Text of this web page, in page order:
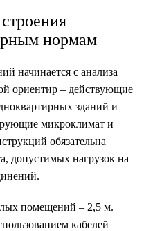
нормам
начинается с анализа
ориентир – действующие
зданий и
микроклимат и
обязательна
допустимых нагрузок на
помещений – 2,5 м.
кабелей